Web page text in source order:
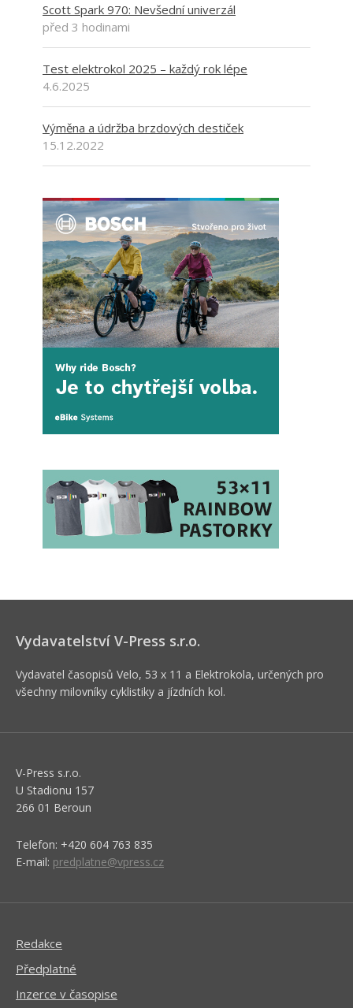
Scott Spark 970: Nevšední univerzál
před 3 hodinami
Test elektrokol 2025 – každý rok lépe
4.6.2025
Výměna a údržba brzdových destiček
15.12.2022
Vydavatelství V-Press s.r.o.
Vydavatel časopisů Velo, 53 x 11 a Elektrokola, určených pro
všechny milovníky cyklistiky a jízdních kol.
V-Press s.r.o.
U Stadionu 157
266 01 Beroun
Telefon: +420 604 763 835
E-mail: predplatne@vpress.cz
Redakce
Předplatné
Inzerce v časopise